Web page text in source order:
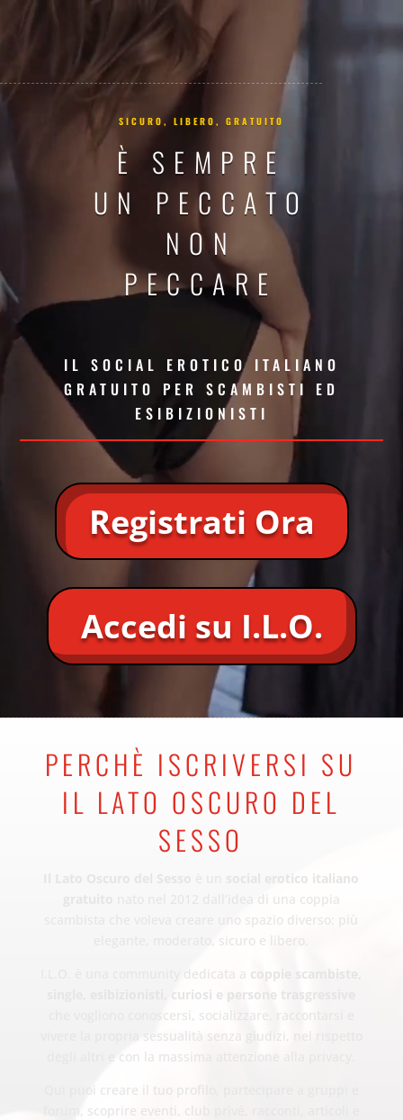
SICURO, LIBERO, GRATUITO
È SEMPRE
UN PECCATO
NON
PECCARE
IL SOCIAL EROTICO ITALIANO
GRATUITO PER SCAMBISTI ED
ESIBIZIONISTI
Registrati Ora
Accedi su I.L.O.
PERCHÈ ISCRIVERSI SU
IL LATO OSCURO DEL
SESSO
social erotico italiano
nato nel 2012 dall’idea di una coppia
scambista che voleva creare uno spazio diverso: più
elegante, moderato, sicuro e libero.
I.L.O. è una community dedicata a coppie scambiste,
single, esibizionisti, curiosi e persone trasgressive
che vogliono conoscersi, socializzare, raccontarsi e
vivere la propria sessualità senza giudizi, nel rispetto
degli altri e con la massima attenzione alla privacy.
Qui puoi creare il tuo profilo, partecipare a gruppi e
forum, scoprire eventi, club privé, racconti, articoli e